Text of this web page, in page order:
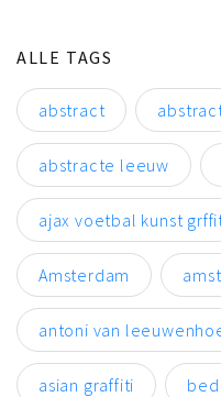
ALLE TAGS
abstract
abstracte leeuw
ajax voetbal kunst
Amsterdam
antoni van
asian graffiti